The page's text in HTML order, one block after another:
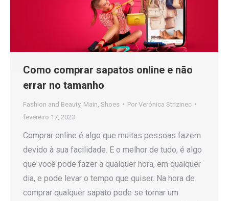
Como comprar sapatos online e não
errar no tamanho
Fashion and Beauty, Main Shoes Por Verónica Strizinec
fevereiro 17, 2023
Comprar online é algo que muitas pessoas fazem
devido à sua facilidade. E o melhor de tudo, é algo
que você pode fazer a qualquer hora, em qualquer
dia, e pode levar o tempo que quiser. Na hora de
comprar qualquer sapato pode se tornar um